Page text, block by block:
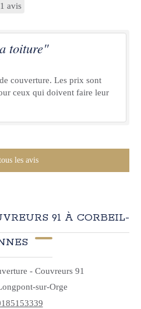
1 avis
toiture"
couverture. Les prix sont
ceux qui doivent faire leur
les avis
91 À CORBEIL-
- Couvreurs 91
sur-Orge